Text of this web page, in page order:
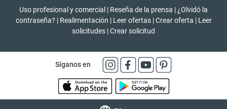
Uso profesional y comercial | Reseña de la prensa | ¿Olvidó la
contraseña? | Realimentación | Leer ofertas | Crear oferta | Leer
solicitudes |Crear solicitud
Síganos en